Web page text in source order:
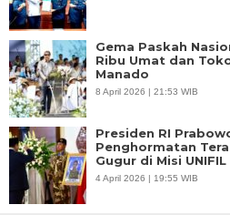
Gema Paskah
Ribu Umat dan
Manado
8 April 2026 | 21:53 WIB
Presiden RI
Penghormatan
Gugur di Misi UNIFIL
4 April 2026 | 19:55 WIB